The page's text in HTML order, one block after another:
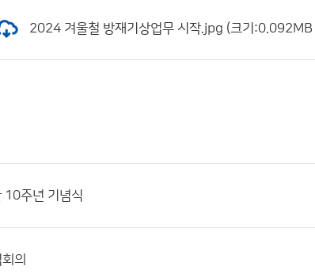
2024 겨울철 방재기상업무 시작.jpg (크기
10주년 기념식
의